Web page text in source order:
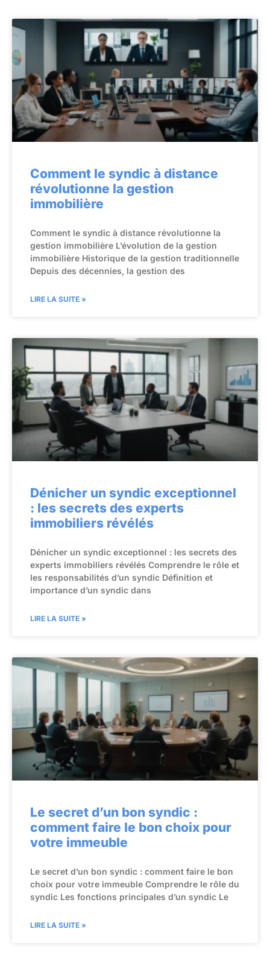
Comment le syndic à distance
révolutionne la gestion
immobilière
Comment le syndic à distance révolutionne la
gestion immobilière L’évolution de la gestion
immobilière Historique de la gestion traditionnelle
Depuis des décennies, la gestion des
LIRE LA SUITE »
Dénicher un syndic exceptionnel
: les secrets des experts
immobiliers révélés
Dénicher un syndic exceptionnel : les secrets des
experts immobiliers révélés Comprendre le rôle et
les responsabilités d’un syndic Définition et
importance d’un syndic dans
LIRE LA SUITE »
Le secret d’un bon syndic :
comment faire le bon choix pour
votre immeuble
Le secret d’un bon syndic : comment faire le bon
choix pour votre immeuble Comprendre le rôle du
syndic Les fonctions principales d’un syndic Le
LIRE LA SUITE »